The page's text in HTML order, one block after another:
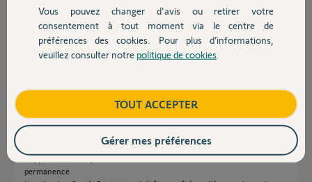
Devis avec un pro
Contact
Bonjour Frédéric
Les points suivants sont a vérifier
Avoir posé un intellitag sur la porte d'entrée et qu'il soit enregistré
comme telle.
.../Domicile: Vous devez avoir votre adresse exacte et vérifier que la
fonction Carte pointe bien sur votre maison.
.../Réglage/Activation intelligent : Le curseur bleu doit être activé
L'application Somfy Protect doit avoir accès à la localisation en
permanence
Vous pouvez changer d'avis ou retirer votre
consentement à tout moment via le centre de
préférences des cookies. Pour plus d’informations,
veuillez consulter notre politique de cookies
TOUT ACCEPTER
Gérer mes préférences